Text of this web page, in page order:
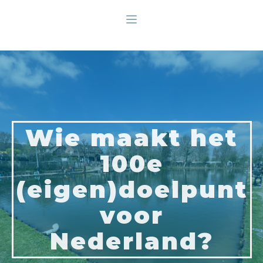
Wie maakt het
100e
(eigen)doelpunt
voor
Nederland?